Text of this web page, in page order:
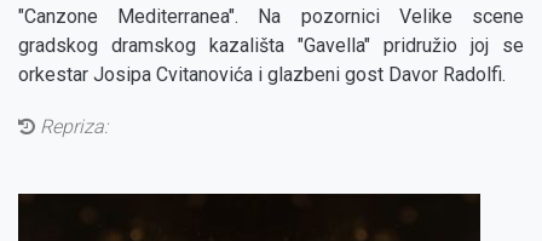
"Canzone Mediterranea". Na pozornici Velike scene
gradskog dramskog kazališta "Gavella" pridružio joj se
orkestar Josipa Cvitanovića i glazbeni gost Davor Radolfi.
Repriza: